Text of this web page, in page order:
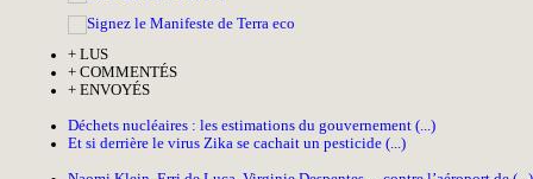
+ LUS
+ COMMENTÉS
+ ENVOYÉS
Déchets nucléaires : les estimations du gouvernement (...)
Et si derrière le virus Zika se cachait un pesticide (...)